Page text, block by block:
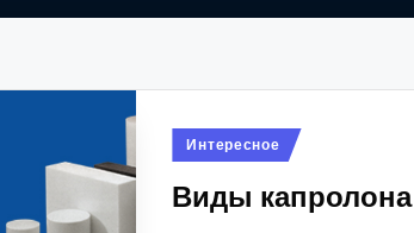
Опубликовано
Интересное
Виды капролона